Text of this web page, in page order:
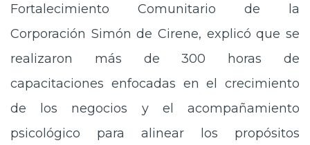
Fortalecimiento Comunitario de la
Corporación Simón de Cirene, explicó que se
realizaron más de 300 horas de
capacitaciones enfocadas en el crecimiento
de los negocios y el acompañamiento
psicológico para alinear los propósitos